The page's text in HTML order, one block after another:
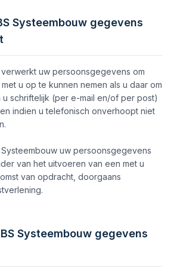
Systeembouw gegevens
verwerkt uw persoonsgegevens om
u op te kunnen nemen als u daar om
schriftelijk (per e-mail en/of per post)
indien u telefonisch onverhoopt niet
Systeembouw uw persoonsgegevens
van het uitvoeren van een met u
van opdracht, doorgaans
Systeembouw gegevens